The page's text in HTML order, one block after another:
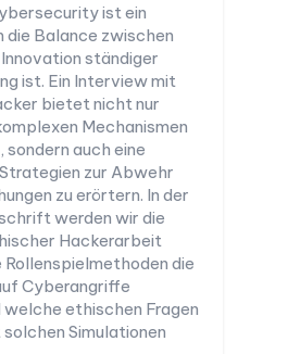
ist ein
die Balance zwischen
ständiger
ist. Ein Interview mit
bietet nicht nur
Mechanismen
auch eine
zur Abwehr
zu erörtern. In der
werden wir die
Hackerarbeit
die
Cyberangriffe
welche ethischen Fragen
Simulationen